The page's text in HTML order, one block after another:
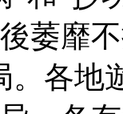
萎靡
。各地